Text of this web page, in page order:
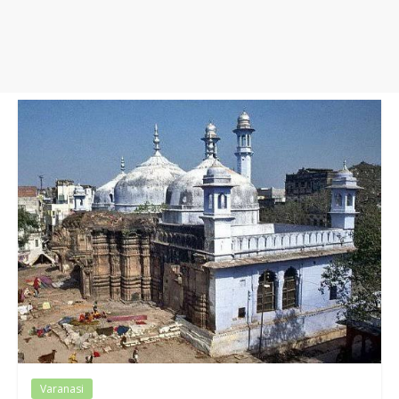
Varanasi